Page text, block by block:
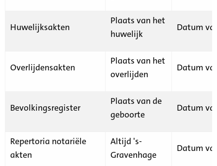
Huwelijksakten
Plaats van het
huwelijk
Datum
Overlijdensakten
Plaats van het
overlijden
Datum
Bevolkingsregister
Plaats van de
geboorte
Datum
Repertoria notariële
akten
Altijd 's-
Gravenhage
Datum